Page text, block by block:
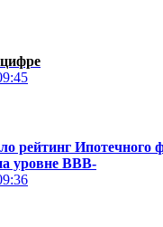
рейтинг Ипотечного
уровне BBB-